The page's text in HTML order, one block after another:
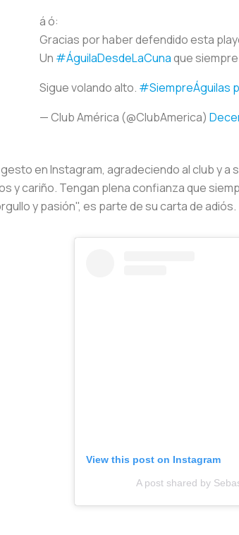
á ó:
Gracias por haber defendido esta
Un #ÁguilaDesdeLaCunaque
Sigue volando alto. #SiempreÁguilas
— Club América (@ClubAmerica)
en Instagram, agradeciendo al club y
y cariño. Tengan plena confianza que
y pasión", es parte de su carta de adiós.
View this post on Instagram
A post shared by